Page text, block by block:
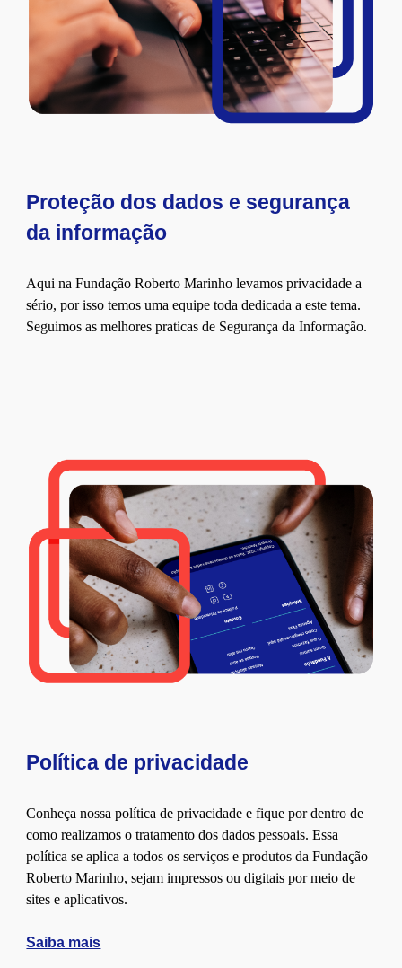
Proteção dos dados e segurança
da informação
Aqui na Fundação Roberto Marinho levamos privacidade a
sério, por isso temos uma equipe toda dedicada a este tema.
Seguimos as melhores praticas de Segurança da Informação.
Política de privacidade
Conheça nossa política de privacidade e fique por dentro de
como realizamos o tratamento dos dados pessoais. Essa
política se aplica a todos os serviços e produtos da Fundação
Roberto Marinho, sejam impressos ou digitais por meio de
sites e aplicativos.
Saiba mais